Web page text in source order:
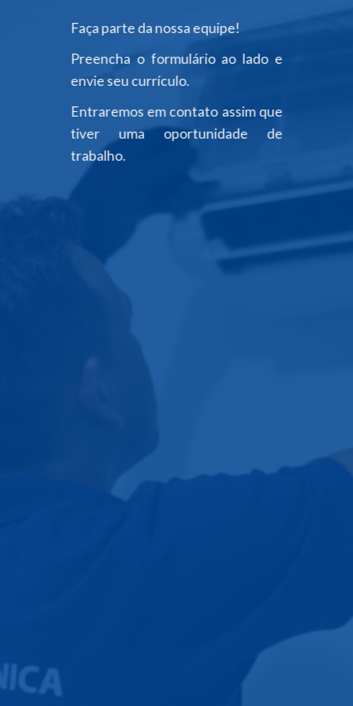
Faça parte da nossa equipe!
Preencha o formulário ao lado e
envie seu currículo.
Entraremos emcontato assim que
tiver uma oportunidade de
trabalho.